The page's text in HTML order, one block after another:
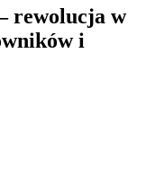
rewolucja w
i